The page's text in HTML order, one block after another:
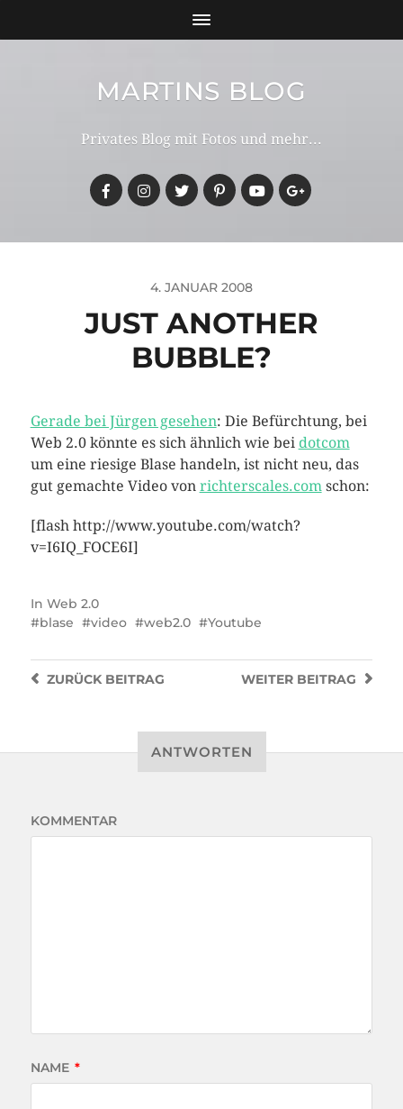
MARTINS BLOG
Privates Blog mit Fotos und mehr...
4. JANUAR 2008
JUST ANOTHER
BUBBLE?
Gerade bei Jürgen gesehen: Die Befürchtung, bei
Web 2.0 könnte es sich ähnlich wie bei dotcom
um eine riesige Blase handeln, ist nicht neu, das
gut gemachte Video von richterscales.comschon:
[flash http://www.youtube.com/watch?
v=I6IQ_FOCE6I]
In Web 2.0
blase
video web2.0 Youtube
WEITER BEITRAG
ZURÜCKBEITRAG
ANTWORTEN
KOMMENTAR
NAME *